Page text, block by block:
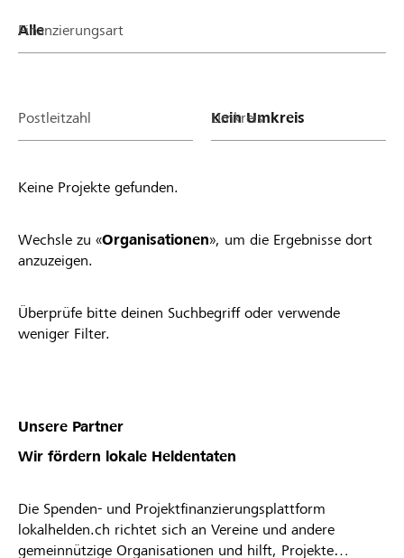
Finanzierungsart
Postleitzahl Umkreis
Keine Projekte gefunden.
Wechsle zu «Organisationen», um die Ergebnisse dort
anzuzeigen.
Überprüfe bitte deinen Suchbegriff oder verwende
weniger Filter.
Unsere Partner
Wir fördern lokale Heldentaten
Die Spenden- und Projektfinanzierungsplattform
lokalhelden.ch richtet sich an Vereine und andere
gemeinnützige Organisationen und hilft, Projekte